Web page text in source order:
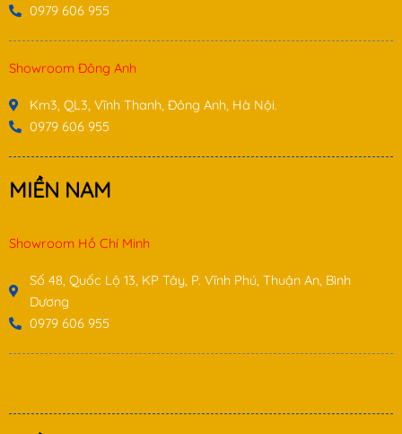
0979 606 955
Showroom Đông Anh
Km3, QL3, Vĩnh Thanh, Đông Anh, Hà Nội.
0979 606 955
MIỀN NAM
Showroom Hồ Chí Minh
Số 48, Quốc Lộ 13, KP Tây, P. Vĩnh Phú, Thuận An, Bình
Dương
0979 606 955